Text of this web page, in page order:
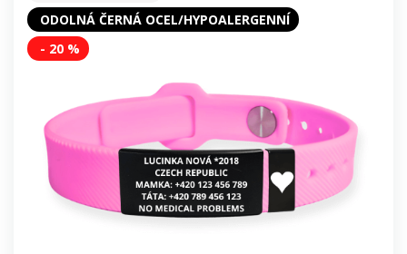
ODOLNÁ ČERNÁ OCEL/HYPOALERGENNÍ
- 20 %